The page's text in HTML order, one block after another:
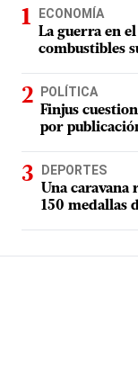
ECONOMÍA
La guerra en
combustibles
POLÍTICA
Finjus
por
DEPORTES
Una caravana
150 medallas